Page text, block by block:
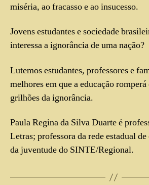
miséria, ao fracasso e ao insucesso.
Jovens estudantes e sociedade
interessa a ignorância de uma nação?
Lutemos estudantes, professores e
melhores em que a educação
grilhões da ignorância.
Paula Regina da Silva Duarte é
Letras; professora da rede estadual
da juventude do SINTE/Regional.